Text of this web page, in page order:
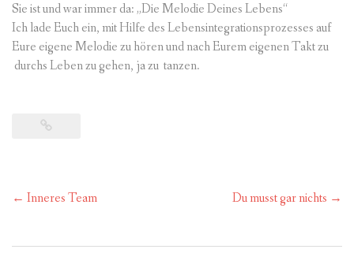
Sie ist und war immer da: „Die Melodie Deines Lebens“
Ich lade Euch ein, mit Hilfe des Lebensintegrationsprozesses auf
Eure eigene Melodie zu hören und nach Eurem eigenen Takt zu
durchs Leben zu gehen, ja zu tanzen.
Post
← Inneres Team Du musst gar nichts →